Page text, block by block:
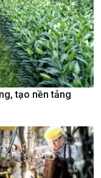
tạo nền tảng